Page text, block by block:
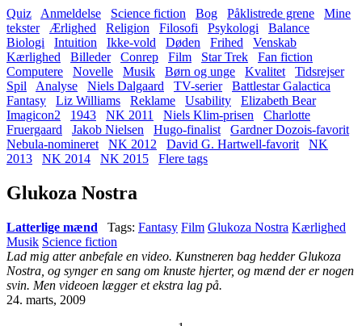
Quiz Anmeldelse Science fiction Bog Påklistrede grene
Mine
tekster
Ærlighed Religion Filosofi Psykologi
Balance
Biologi
Intuition Ikke-vold Døden Frihed
Venskab
Kærlighed
Billeder Conrep Film Star Trek
Fan fiction
Computere
Novelle Musik Børn og unge Kvalitet
Tidsrejser
Spil
Analyse Niels Dalgaard TV-serier
Battlestar Galactica
Fantasy
Liz Williams Reklame Usability
Elizabeth Bear
Imagicon2
1943 NK 2011 Niels Klim-prisen
Charlotte
Fruergaard
Jakob Nielsen Hugo-finalist
Gardner Dozois-favorit
Nebula-nomineret
NK 2012 David G. Hartwell-favorit
NK
2013
NK 2014 NK 2015 Flere tags
Glukoza Nostra
Latterlige mænd Tags: Fantasy Film Glukoza Nostra Kærlighed
Musik Science fiction
Lad mig atter anbefale en video. Kunstneren bag hedder Glukoza
Nostra, og synger en sang om knuste hjerter, og mænd der er nogen
svin. Men videoen lægger et ekstra lag på.
24. marts, 2009